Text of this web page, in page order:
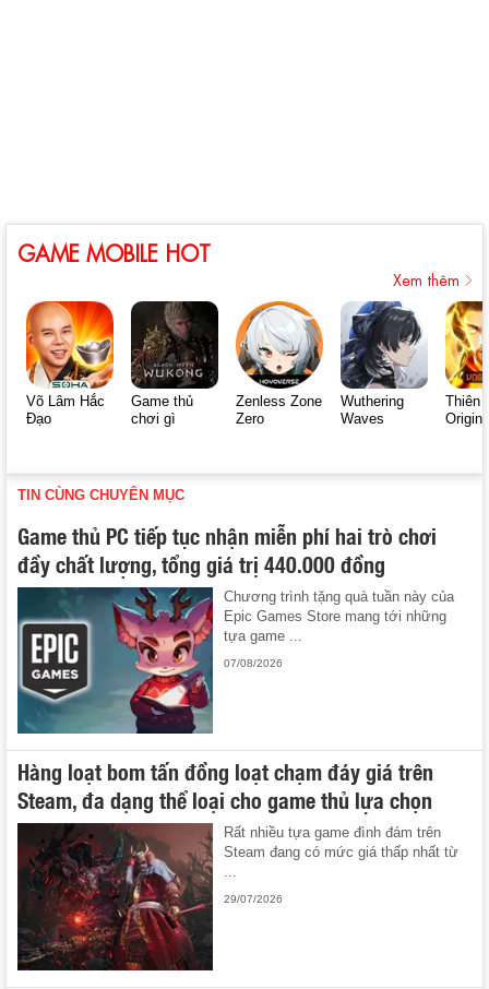
GAME MOBILE HOT
Xem thêm
Võ Lâm Hắc
Đạo
Game thủ
chơi gì
Zenless Zone
Zero
Wuthering
Waves
Thiên
Origin
TIN CÙNG CHUYÊN MỤC
Game thủ PC tiếp tục nhận miễn phí hai trò chơi
đầy chất lượng, tổng giá trị 440.000 đồng
Chương trình tặng quà tuần này của
Epic Games Store mang tới những
tựa game ...
07/08/2026
Hàng loạt bom tấn đồng loạt chạm đáy giá trên
Steam, đa dạng thể loại cho game thủ lựa chọn
Rất nhiều tựa game đình đám trên
Steam đang có mức giá thấp nhất từ
...
29/07/2026